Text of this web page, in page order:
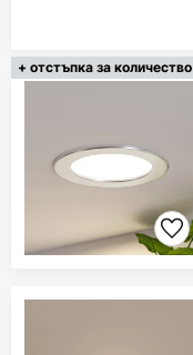
+ отстъпка за количество